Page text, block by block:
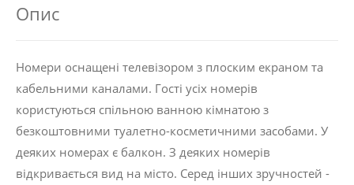
Опис
Номери оснащені телевізором з плоским екраном та
кабельними каналами. Гості усіх номерів
користуються спільною ванною кімнатою з
безкоштовними туалетно-косметичними засобами. У
деяких номерах є балкон. З деяких номерів
відкривається вид на місто. Серед інших зручностей -